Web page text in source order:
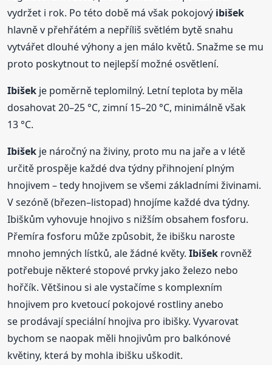
vydržet i rok. Po této době má však pokojový ibišek
hlavně v přehřátém a nepříliš světlém bytě snahu
vytvářet dlouhé výhony a jen málo květů. Snažme se mu
proto poskytnout to nejlepší možné osvětlení.
Ibišek je poměrně teplomilný. Letní teplota by měla
dosahovat 20–25 °C, zimní 15–20 °C, minimálně však
13 °C.
Ibišek je náročný na živiny, proto mu na jaře a v létě
určitě prospěje každé dva týdny přihnojení plným
hnojivem – tedy hnojivem se všemi základními živinami.
V sezóně (březen–listopad) hnojíme každé dva týdny.
Ibiškům vyhovuje hnojivo s nižším obsahem fosforu.
Přemíra fosforu může způsobit, že ibišku naroste
mnoho jemných lístků, ale žádné květy.Ibišek rovněž
potřebuje některé stopové prvky jako železo nebo
hořčík. Většinou si ale vystačíme s komplexním
hnojivem pro kvetoucí pokojové rostliny anebo
se prodávají speciální hnojiva pro ibišky. Vyvarovat
bychom se naopak měli hnojivům pro balkónové
květiny, která by mohla ibišku uškodit.